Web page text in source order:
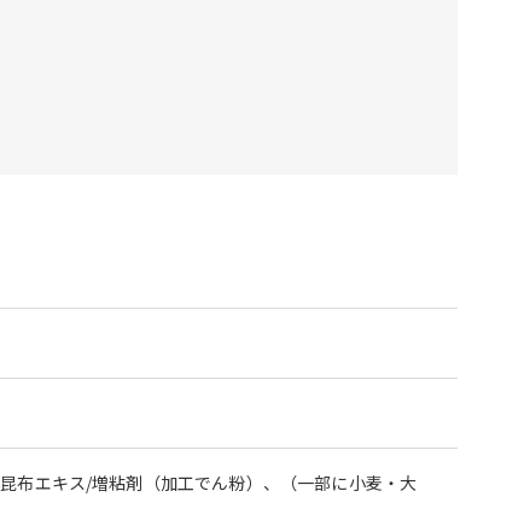
布エキス/増粘剤（加工でん粉）、（一部に小麦・大